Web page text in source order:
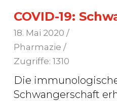
COVID-19:
18. Mai 2020 /
Pharmazie /
Zugriffe: 1310
Die
Schwangerschaft